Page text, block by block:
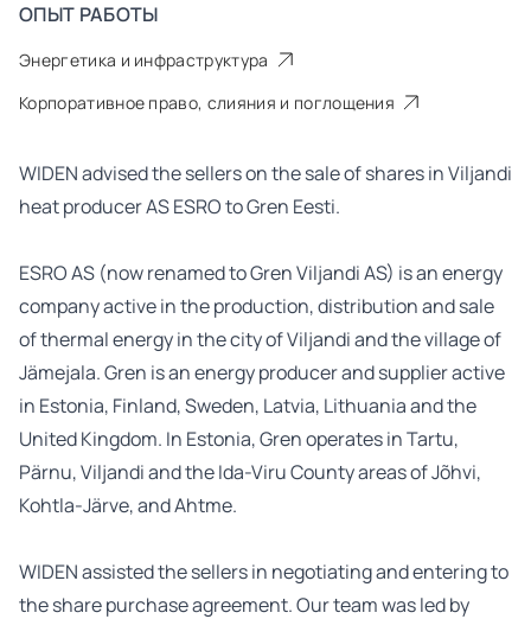
ОПЫТ РАБОТЫ
Энергетика и инфраструктура
Корпоративное право, слияния и поглощения
WIDEN advised the sellers on the sale of shares in Viljandi
heat producer AS ESRO to Gren Eesti.
ESRO AS (now renamed to Gren Viljandi AS) is an energy
company active in the production, distribution and sale
of thermal energy in the city of Viljandi and the village of
Jämejala. Gren is an energy producer and supplier active
in Estonia, Finland, Sweden, Latvia, Lithuania and the
United Kingdom. In Estonia, Gren operates in Tartu,
Pärnu, Viljandi and the Ida-Viru County areas of Jõhvi,
Kohtla-Järve, and Ahtme.
WIDEN assisted the sellers in negotiating and entering to
the share purchase agreement. Our team was led by